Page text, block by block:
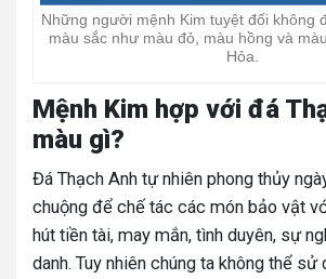
Những người mệnh Kim tuyệt đối không
màu sắc như màu đỏ, màu hồng và
Hỏa.
Mệnh Kim hợp với đá
màu gì?
Đá Thạch Anh tự nhiên phong thủy
chuộng để chế tác các món bảo vật
hút tiền tài, may mắn, tình duyên, sự
danh. Tuy nhiên chúng ta không thể